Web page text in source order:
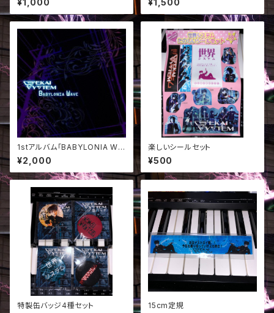
¥1,000 ¥1,500
1stアルバム「BABYLONIA WA
VE」
¥2,000
楽しいシールセット
¥500
特製缶バッジ4種セット 15cm定規